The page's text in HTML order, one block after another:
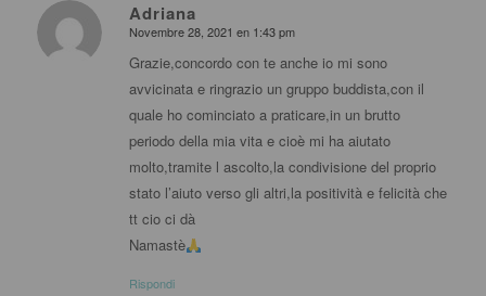
Adriana
dice:
Novembre 28, 2021 en 1:43 pm
Grazie,concordo con te anche io mi sono
avvicinata e ringrazio un gruppo buddista,con il
quale ho cominciato a praticare,in un brutto
periodo della mia vita e cioè mi ha aiutato
molto,tramite l ascolto,la condivisione del proprio
stato l’aiuto verso gli altri,la positività e felicità che
tt cio ci dà
Namastè
Rispondi